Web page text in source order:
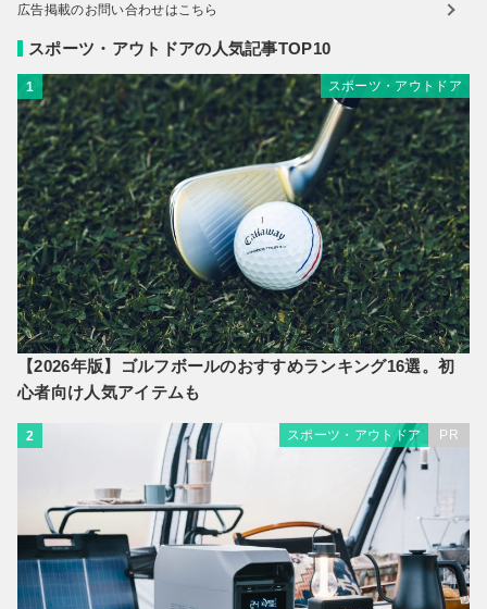
広告掲載のお問い合わせはこちら
スポーツ・アウトドアの人気記事TOP10
1 スポーツ・アウトドア
【2026年版】ゴルフボールのおすすめランキング16選。初
心者向け人気アイテムも
2 スポーツ・アウトドア PR